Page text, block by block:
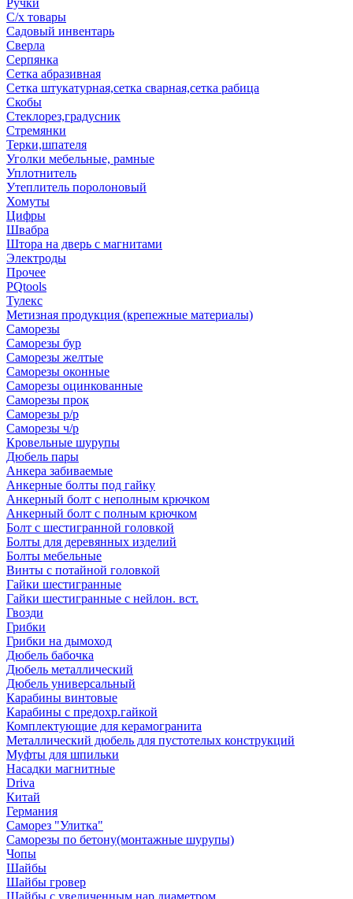
Ручки
С/х товары
Садовый инвентарь
Сверла
Серпянка
Сетка абразивная
Сетка штукатурная,сетка сварная,сетка рабица
Скобы
Стеклорез,градусник
Стремянки
Терки,шпателя
Уголки мебельные, рамные
Уплотнитель
Утеплитель поролоновый
Хомуты
Цифры
Швабра
Штора на дверь с магнитами
Электроды
Прочее
PQtools
Тулекс
Метизная продукция (крепежные материалы)
Саморезы
Саморезы бур
Саморезы желтые
Саморезы оконные
Саморезы оцинкованные
Саморезы прок
Саморезы р/р
Саморезы ч/р
Кровельные шурупы
Дюбель пары
Анкера забиваемые
Анкерные болты под гайку
Анкерный болт с неполным крючком
Анкерный болт с полным крючком
Болт с шестигранной головкой
Болты для деревянных изделий
Болты мебельные
Винты с потайной головкой
Гайки шестигранные
Гайки шестигранные с нейлон. вст.
Гвозди
Грибки
Грибки на дымоход
Дюбель бабочка
Дюбель металлический
Дюбель универсальный
Карабины винтовые
Карабины с предохр.гайкой
Комплектующие для керамогранита
Металлический дюбель для пустотелых конструкций
Муфты для шпильки
Насадки магнитные
Driva
Китай
Германия
Саморез "Улитка"
Саморезы по бетону(монтажные шурупы)
Чопы
Шайбы
Шайбы гровер
Шайбы с увеличенным нар.диаметром